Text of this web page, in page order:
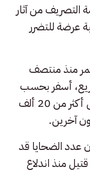
التصريف من آثار
عرضة للتضرر
منذ منتصف
السريع، أسفر بحسب
الأمم المتحدة والسلطات المحلية عن مقتل أكثر من 20 ألف
عدد الضحايا قد
وربما يصل إلى 130 ألف قتيل منذ اندلاع